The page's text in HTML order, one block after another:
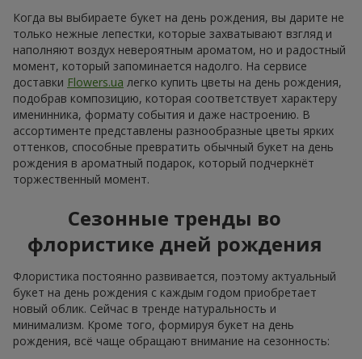
Когда вы выбираете букет на день рождения, вы дарите не
только нежные лепестки, которые захватывают взгляд и
наполняют воздух невероятным ароматом, но и радостный
момент, который запоминается надолго. На сервисе
доставки Flowers.ua легко купить цветы на день рождения,
подобрав композицию, которая соответствует характеру
именинника, формату события и даже настроению. В
ассортименте представлены разнообразные цветы ярких
оттенков, способные превратить обычный букет на день
рождения в ароматный подарок, который подчеркнёт
торжественный момент.
Сезонные тренды во
флористике дней рождения
Флористика постоянно развивается, поэтому актуальный
букет на день рождения с каждым годом приобретает
новый облик. Сейчас в тренде натуральность и
минимализм. Кроме того, формируя букет на день
рождения, всё чаще обращают внимание на сезонность: